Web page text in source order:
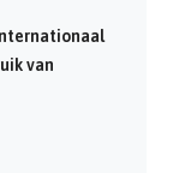
van